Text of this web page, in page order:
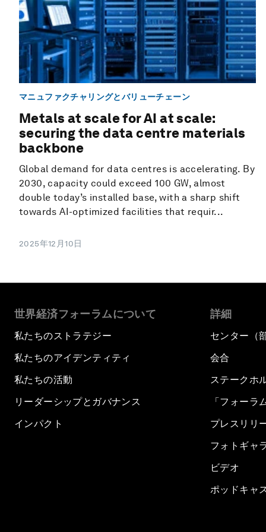
マニュファクチャリングとバリューチェーン
Metals at scale for AI at scale:
securing the data centre materials
backbone
Global demand for data centres is accelerating. By
2030, capacity could exceed 100 GW, almost
double today’s installed base, with a sharp shift
towards AI-optimized facilities that requir...
2025年12月10日
世界経済フォーラムについて
私たちのストラテジー
私たちのアイデンティティ
私たちの活動
リーダーシップとガバナンス
インパクト
詳細
センター（
会合
ステークホ
「フォーラ
プレスリリ
フォトギャ
ビデオ
ポッドキャ